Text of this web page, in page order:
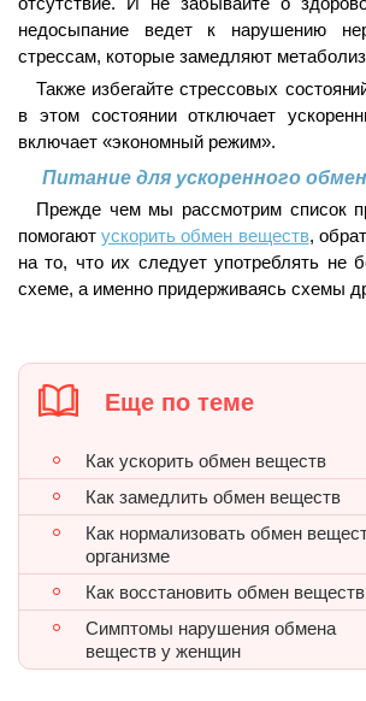
недосыпание ведет к нарушению
стрессам, которые замедляют
Также избегайте стрессовых
в этом состоянии отключает
включает «экономный режим».
Питание для ускоренного
Прежде чем мы рассмотрим список
помогаютускорить обмен веществ,
на то, что их следует употреблять не
схеме, а именно придерживаясь схемы
Еще по теме
Как ускорить обмен веществ
Как замедлить обмен веществ
Как нормализовать обмен
организме
Как восстановить обмен веществ
Симптомы нарушения обмена
веществ у женщин